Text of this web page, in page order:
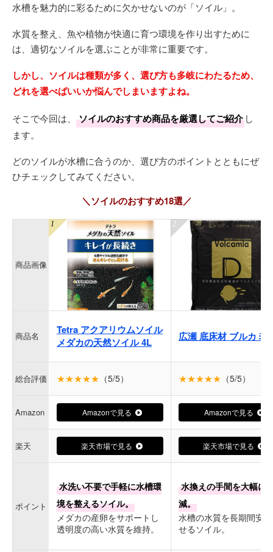
水槽を魅力的に彩るために欠かせないのが「ソイル」。
水質を整え、魚や植物が快適に育つ環境を作り出すために
は、適切なソイルを選ぶことが非常に重要です。
しかし、ソイルは種類が多く、選び方も多岐にわたるため、
どれを選べばいいか悩んでしまいますよね。
そこで今回は、 ソイルのおすすめ商品を厳選してご紹介 し
ます。
どのソイルが水槽に合うのか、選び方のポイントとともにぜ
ひチェックしてみてください。
＼ソイルのおすすめ18選／
商品画像
商品名
Tetra アクアリウムソイル
メダカの天然ソイル 4L
広瀬 底床材 ブルカミ
総合評価 ★★★★★ （5/5） ★★★★★ （5/5）
Amazon Amazonで見る Amazonで見る
楽天 楽天市場で見る 楽天市場で見る
ポイント
水洗い不要で手軽に水槽環
境を整えるソイル。
メダカの産卵をサポートし
透明度の高い水質を維持。
水換えの手間を大幅に
減。
水槽の水質を長期間安
せるソイル。